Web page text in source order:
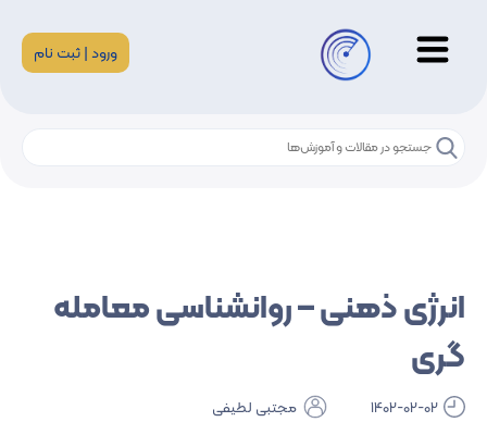
ورود | ثبت نام
انرژی ذهنی – روانشناسی معامله
گری
1402-02-02 مجتبی لطیفی